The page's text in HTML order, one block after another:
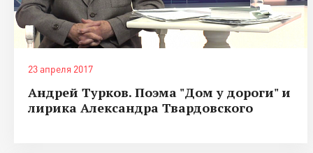
23 апреля 2017
Андрей Турков. Поэма "Дом у дороги" и
лирика Александра Твардовского